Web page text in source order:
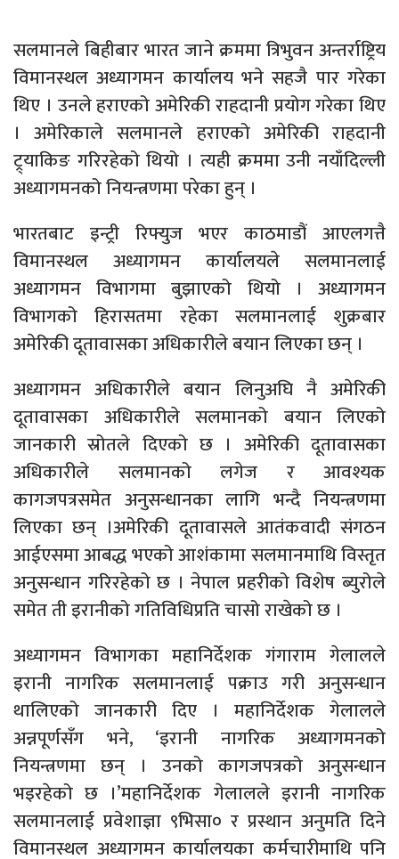
सलमानले बिहीबार भारत जाने क्रममा त्रिभुवन अन्तर्राष्ट्रिय
विमानस्थल अध्यागमन कार्यालय भने सहजै पार गरेका
थिए । उनले हराएको अमेरिकी राहदानी प्रयोग गरेका थिए
। अमेरिकाले सलमानले हराएको अमेरिकी राहदानी
ट्र्याकिङ गरिरहेको थियो । त्यही क्रममा उनी नयाँदिल्ली
अध्यागमनको नियन्त्रणमा परेका हुन् ।
भारतबाट इन्ट्री रिफ्युज भएर काठमाडौं आएलगत्तै
विमानस्थल अध्यागमन कार्यालयले सलमानलाई
अध्यागमन विभागमा बुझाएको थियो । अध्यागमन
विभागको हिरासतमा रहेका सलमानलाई शुक्रबार
अमेरिकी दूतावासका अधिकारीले बयान लिएका छन् ।
अध्यागमन अधिकारीले बयान लिनुअघि नै अमेरिकी
दूतावासका अधिकारीले सलमानको बयान लिएको
जानकारी स्रोतले दिएको छ । अमेरिकी दूतावासका
अधिकारीले सलमानको लगेज र आवश्यक
कागजपत्रसमेत अनुसन्धानका लागि भन्दै नियन्त्रणमा
लिएका छन् ।अमेरिकी दूतावासले आतंकवादी संगठन
आईएसमा आबद्ध भएको आशंकामा सलमानमाथि विस्तृत
अनुसन्धान गरिरहेको छ । नेपाल प्रहरीको विशेष ब्युरोले
समेत ती इरानीको गतिविधिप्रति चासो राखेको छ ।
अध्यागमन विभागका महानिर्देशक गंगाराम गेलालले
इरानी नागरिक सलमानलाई पक्राउ गरी अनुसन्धान
थालिएको जानकारी दिए । महानिर्देशक गेलालले
अन्नपूर्णसँग भने, ‘इरानी नागरिक अध्यागमनको
नियन्त्रणमा छन् । उनको कागजपत्रको अनुसन्धान
भइरहेको छ ।’महानिर्देशक गेलालले इरानी नागरिक
सलमानलाई प्रवेशाज्ञा ९भिसा० र प्रस्थान अनुमति दिने
विमानस्थल अध्यागमन कार्यालयका कर्मचारीमाथि पनि